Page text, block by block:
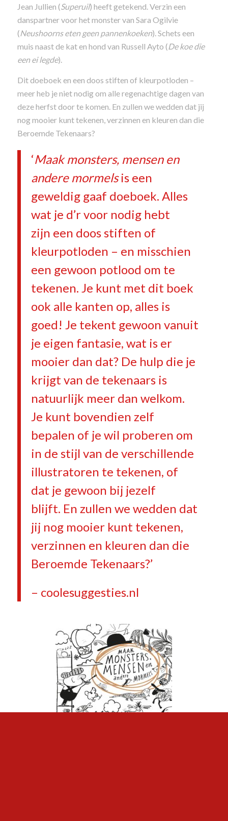
Jean Jullien (Superuil) heeft getekend. Verzin een
danspartner voor het monster van Sara Ogilvie
(Neushoorns eten geen pannenkoeken). Schets een
muis naast de kat en hond van Russell Ayto (De koe die
een ei legde).
Dit doeboek en een doos stiften of kleurpotloden –
meer heb je niet nodig om alle regenachtige dagen van
deze herfst door te komen. En zullen we wedden dat jij
nog mooier kunt tekenen, verzinnen en kleuren dan die
Beroemde Tekenaars?
‘Maak monsters, mensen en
andere mormelsis een
geweldig gaaf doeboek. Alles
wat je d’r voor nodig hebt
zijn een doos stiften of
kleurpotloden – en misschien
een gewoon potlood om te
tekenen. Je kunt met dit boek
ook alle kanten op, alles is
goed! Je tekent gewoon vanuit
je eigen fantasie, wat is er
mooier dan dat? De hulp die je
krijgt van de tekenaars is
natuurlijk meer dan welkom.
Je kunt bovendien zelf
bepalen of je wil proberen om
in de stijl van de verschillende
illustratoren te tekenen, of
dat je gewoon bij jezelf
blijft. En zullen we wedden dat
jij nog mooier kunt tekenen,
verzinnen en kleuren dan die
Beroemde Tekenaars?’
– coolesuggesties.nl